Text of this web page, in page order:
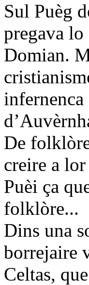
Sul Puèg
pregava
Domian.
infernenca
De
creire a
Puèi ça
folklòre...
Dins una
borrejaire
Celtas,